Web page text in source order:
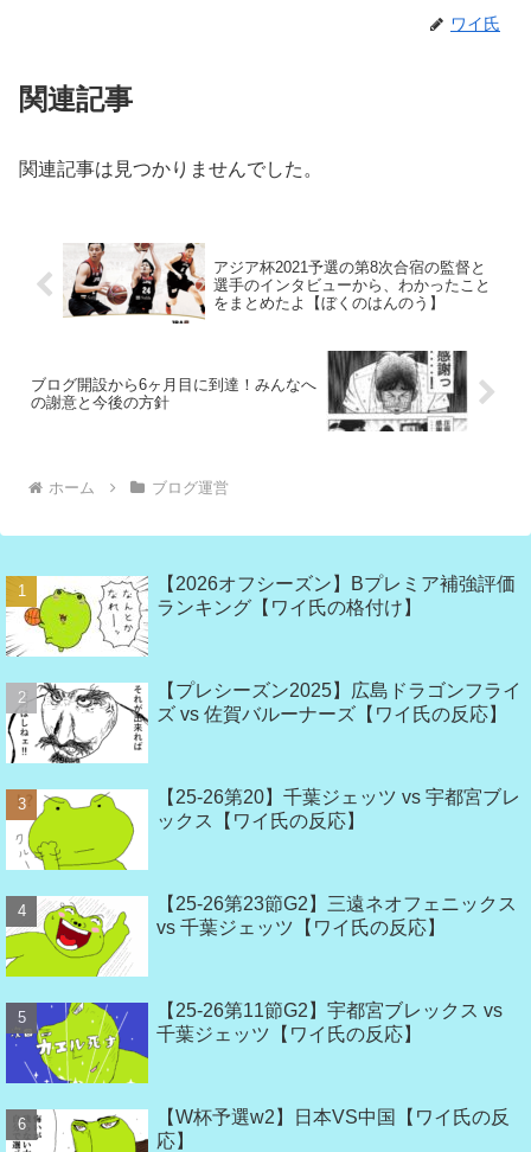
ワイ氏
関連記事
関連記事は見つかりませんでした。
アジア杯2021予選の第8次合宿の監督と
選手のインタビューから、わかったこと
をまとめたよ【ぼくのはんのう】
ブログ開設から6ヶ月目に到達！みんなへ
の謝意と今後の方針
ホーム ブログ運営
【2026オフシーズン】Bプレミア補強評価
ランキング【ワイ氏の格付け】
【プレシーズン2025】広島ドラゴンフライ
ズ vs 佐賀バルーナーズ【ワイ氏の反応】
【25-26第20】千葉ジェッツ vs 宇都宮ブレ
ックス【ワイ氏の反応】
【25-26第23節G2】三遠ネオフェニックス
vs 千葉ジェッツ【ワイ氏の反応】
【25-26第11節G2】宇都宮ブレックス vs
千葉ジェッツ【ワイ氏の反応】
【W杯予選w2】日本VS中国【ワイ氏の反
応】